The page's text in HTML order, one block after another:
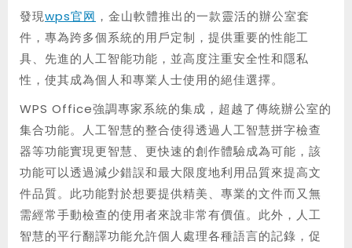
發現wps官网 ，金山軟體推出的一款靈活的辦公室套
件，專為跨多個系統的用戶定制，提供重要的性能工
具、先進的人工智能功能，並高度注重安全性和隱私
性，使其成為個人和專業人士使用的絕佳選擇。
WPS Office強調專家系統的集成，超越了傳統辦公室的
集合功能。人工智慧的整合使得透過人工智慧拼字檢查
器等功能實現更智慧、更快速的創作體驗成為可能，該
功能可以透過減少錯誤和最大限度地利用品質來提高文
件品質。此功能對於想要提供精美、專業的文件而又無
需經常手動檢查的使用者來說非常有價值。此外，人工
智慧的平行翻譯功能允許個人處理各種語言的記錄，促